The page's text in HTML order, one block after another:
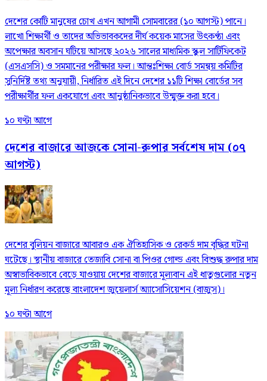
দেশের কোটি মানুষের চোখ এখন আগামী সোমবারের (১০ আগস্ট) পানে।
লাখো শিক্ষার্থী ও তাদের অভিভাবকদের দীর্ঘ কয়েক মাসের উৎকণ্ঠা এবং
অপেক্ষার অবসান ঘটিয়ে আসছে ২০২৬ সালের মাধ্যমিক স্কুল সার্টিফিকেট
(এসএসসি) ও সমমানের পরীক্ষার ফল। আন্তঃশিক্ষা বোর্ড সমন্বয় কমিটির
সুনির্দিষ্ট তথ্য অনুযায়ী, নির্ধারিত এই দিনে দেশের ১১টি শিক্ষা বোর্ডের সব
পরীক্ষার্থীর ফল একযোগে এবং আনুষ্ঠানিকভাবে উন্মুক্ত করা হবে।
১০ ঘণ্টা আগে
দেশের বাজারে আজকে সোনা-রুপার সর্বশেষ দাম (০৭
আগস্ট)
দেশের বুলিয়ন বাজারে আবারও এক ঐতিহাসিক ও রেকর্ড দাম বৃদ্ধির ঘটনা
ঘটেছে। স্থানীয় বাজারে তেজাবি সোনা বা পিওর গোল্ড এবং বিশুদ্ধ রুপার দাম
অস্বাভাবিকভাবে বেড়ে যাওয়ায় দেশের বাজারে মূল্যবান এই ধাতুগুলোর নতুন
মূল্য নির্ধারণ করেছে বাংলাদেশ জুয়েলার্স অ্যাসোসিয়েশন (বাজুস)।
১০ ঘণ্টা আগে